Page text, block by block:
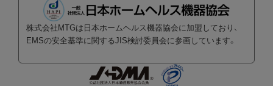
株式会社MTGは日本ホームヘルス機器協会に加盟しており、
EMSの安全基準に関するJIS検討委員会に参画しています。